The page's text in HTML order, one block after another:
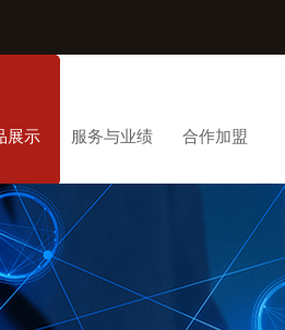
展示 服务与业绩 合作加盟